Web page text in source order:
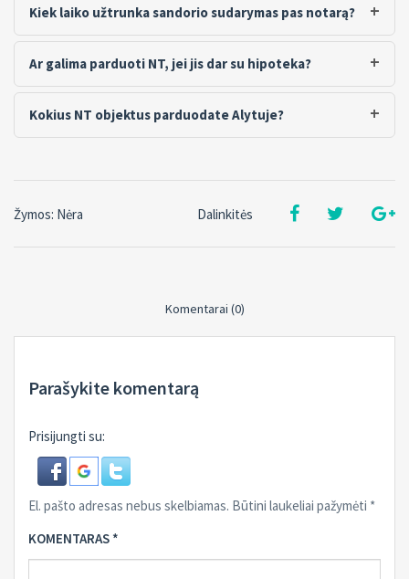
Kiek laiko užtrunka sandorio sudarymas pas notarą?
Ar galima parduoti NT, jei jis dar su hipoteka?
Kokius NT objektus parduodate Alytuje?
Dalinkitės
Žymos: Nėra
Komentarai (0)
Parašykite komentarą
Prisijungti su:
El. pašto adresas nebus skelbiamas. Būtini laukeliai pažymėti *
KOMENTARAS *